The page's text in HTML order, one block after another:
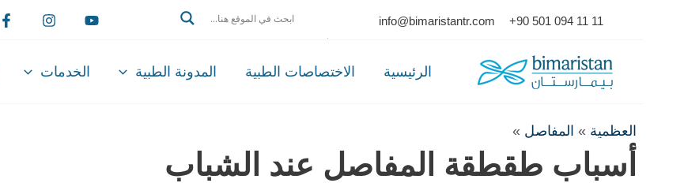
info@bimaristantr.com +90 501 094 11 11
الرئيسية الاختصاصات الطبية المدونة الطبية الخدمات
العظمية » المفاصل »
أسباب طقطقة المفاصل عند الشباب